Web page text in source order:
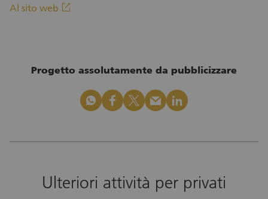
Al sito web linkout
Progetto assolutamente da pubblicizzare
whatsapp facebook x_logo mail linkedin
Ulteriori attività per privati